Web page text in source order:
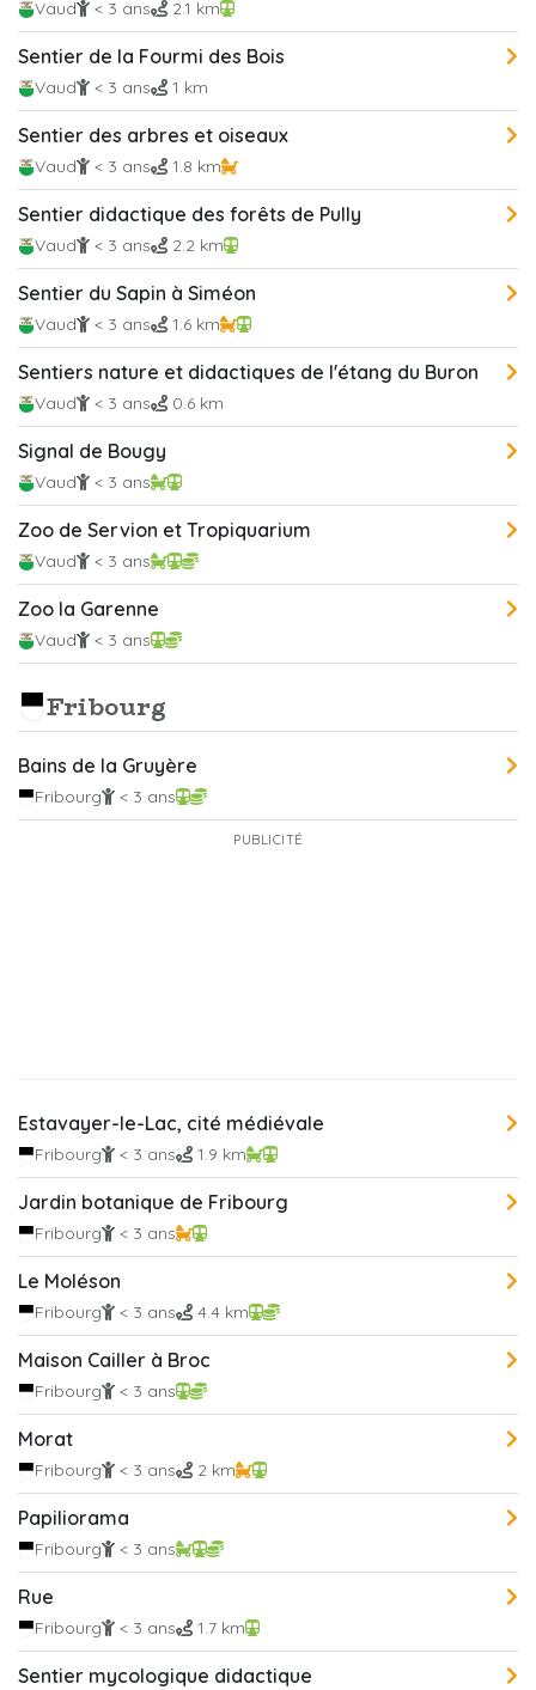
Vaud < 3 ans 2.1 km
Sentier de la Fourmi des Bois
Vaud < 3 ans 1 km
Sentier des arbres et oiseaux
Vaud < 3 ans 1.8 km
Sentier didactique des forêts de Pully
Vaud < 3 ans 2.2 km
Sentier du Sapin à Siméon
Vaud < 3 ans 1.6 km
Sentiers nature et didactiques de l'étang du Buron
Vaud < 3 ans 0.6 km
Signal de Bougy
Vaud < 3 ans
Zoo de Servion et Tropiquarium
Vaud < 3 ans
Zoo la Garenne
Vaud < 3 ans
Fribourg
Bains de la Gruyère
Fribourg < 3 ans
PUBLICITÉ
Estavayer-le-Lac, cité médiévale
Fribourg < 3 ans 1.9 km
Jardin botanique de Fribourg
Fribourg < 3 ans
Le Moléson
Fribourg < 3 ans 4.4 km
Maison Cailler à Broc
Fribourg < 3 ans
Morat
Fribourg < 3 ans 2 km
Papiliorama
Fribourg < 3 ans
Rue
Fribourg < 3 ans 1.7 km
Sentier mycologique didactique